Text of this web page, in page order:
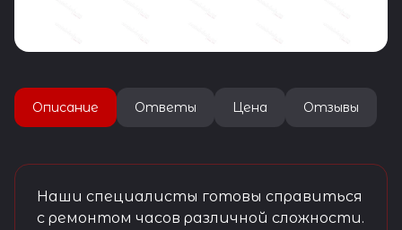
Описание Ответы Цена Отзывы
Наши специалисты готовы справиться
с ремонтом часов различной сложности.